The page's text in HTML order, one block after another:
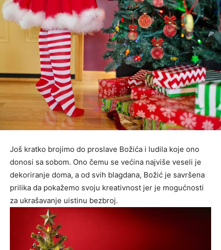
Još kratko brojimo do proslave Božića i ludila koje ono
donosi sa sobom. Ono čemu se većina najviše veseli je
dekoriranje doma, a od svih blagdana, Božić je savršena
prilika da pokažemo svoju kreativnost jer je mogućnosti
za ukrašavanje uistinu bezbroj.